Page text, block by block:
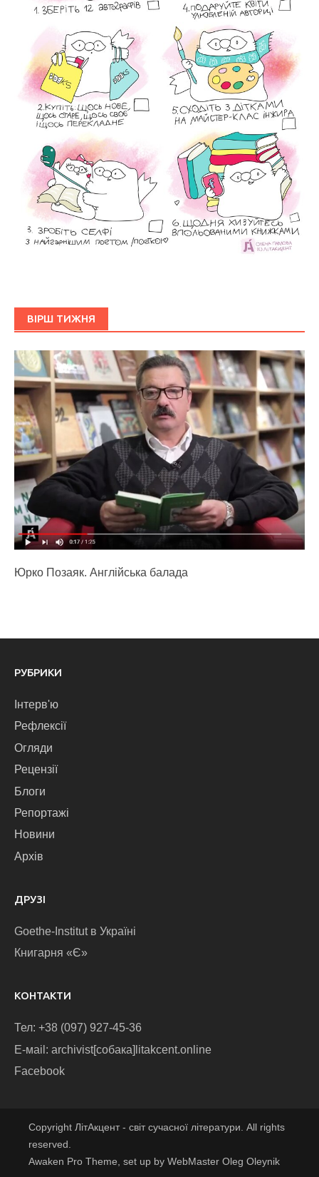
ВІРШ ТИЖНЯ
Юрко Позаяк. Англійська балада
РУБРИКИ
Інтерв'ю
Рефлексії
Огляди
Рецензії
Блоги
Репортажі
Новини
Архів
ДРУЗІ
Goethe-Institut в Україні
Книгарня «Є»
КОНТАКТИ
Тел: +38 (097) 927-45-36
E-маіl: archivist[собака]litakcent.online
Facebook
Copyright ЛітАкцент - світ сучасної літератури. All rights
reserved.
Awaken Pro Theme, set up by WebMaster Oleg Oleynik